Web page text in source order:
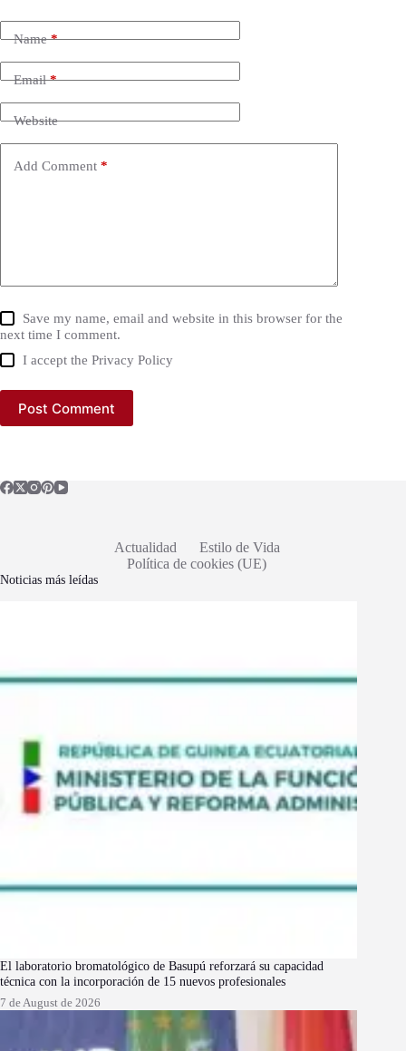
Name*
Email*
Website
Add Comment *
Save my name, email and website in this browser for the
next time I comment.
I accept thePrivacy Policy
Post Comment
Actualidad
Estilo de Vida
Política de cookies (UE)
Noticias más leídas
El laboratorio bromatológico de Basupú reforzará su capacidad
técnica con la incorporación de 15 nuevos profesionales
7 de August de 2026